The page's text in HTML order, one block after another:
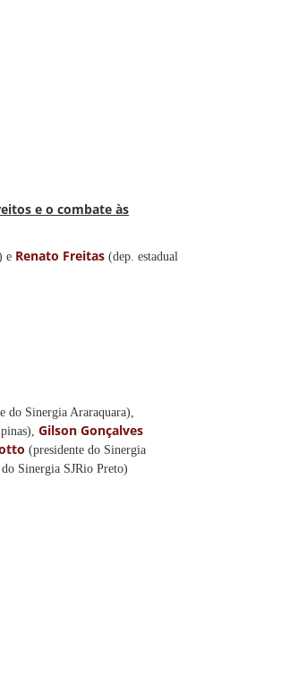
e o combate às
e Renato Freitas (dep. estadual
do Sinergia Araraquara),
Gilson Gonçalves
(presidente do Sinergia
Sinergia SJRio Preto)